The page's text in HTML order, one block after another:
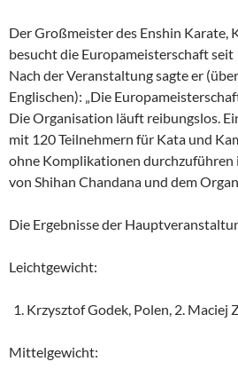
Der Großmeister des Enshin Karate,
besucht die Europameisterschaft seit
Nach der Veranstaltung sagte er
Englischen): „Die
Die Organisation läuft reibungslos.
mit 120 Teilnehmern für Kata und
ohne Komplikationen durchzuführen
von Shihan Chandana und dem
Die Ergebnisse der
Leichtgewicht:
Krzysztof Godek, Polen, 2. Maciej
Mittelgewicht: